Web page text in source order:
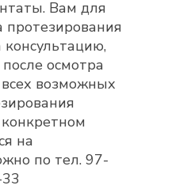
Вам для
протезирования
осмотра
возможных
на
по тел. 97-